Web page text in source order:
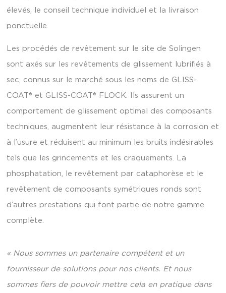
élevés, le conseil technique individuel et la livraison
ponctuelle.
Les procédés de revêtement sur le site de Solingen
sont axés sur les revêtements de glissement lubrifiés à
sec, connus sur le marché sous les noms de GLISS-
COAT® et GLISS-COAT® FLOCK. Ils assurent un
comportement de glissement optimal des composants
techniques, augmentent leur résistance à la corrosion et
à l’usure et réduisent au minimum les bruits indésirables
tels que les grincements et les craquements. La
phosphatation, le revêtement par cataphorèse et le
revêtement de composants symétriques ronds sont
d’autres prestations qui font partie de notre gamme
complète.
« Nous sommes un partenaire compétent et un
fournisseur de solutions pour nos clients. Et nous
sommes fiers de pouvoir mettre cela en pratique dans